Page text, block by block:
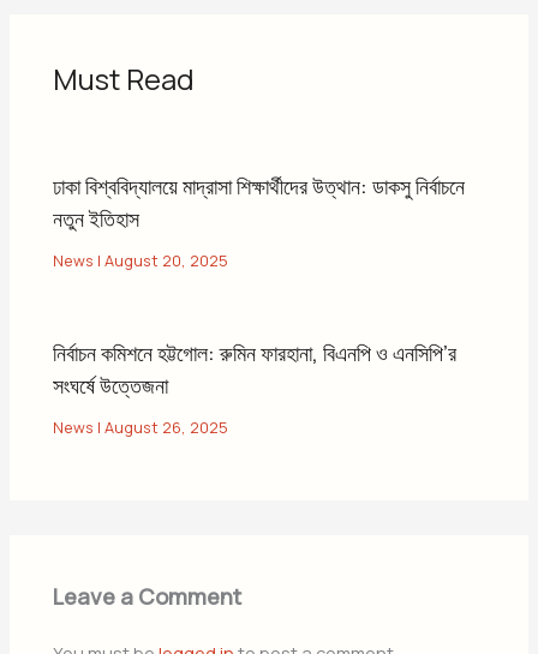
Must Read
ঢাকা বিশ্ববিদ্যালয়ে মাদ্রাসা শিক্ষার্থীদের উত্থান: ডাকসু নির্বাচনে
নতুন ইতিহাস
News |August 20, 2025
নির্বাচন কমিশনে হট্টগোল: রুমিন ফারহানা, বিএনপি ও এনসিপি’র
সংঘর্ষে উত্তেজনা
News |August 26, 2025
Leave a Comment